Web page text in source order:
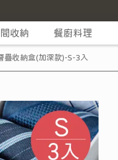
收納 餐廚料理
疊收納盒(加深款)-S-3入